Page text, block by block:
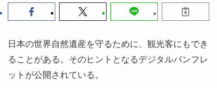
日本の世界自然遺産を守るために、観光客にもでき
ることがある。そのヒントとなるデジタルパンフレ
ットが公開されている。